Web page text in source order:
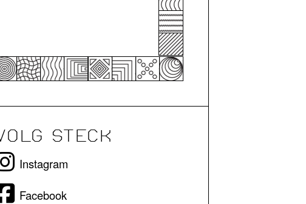
STECK
Instagram
Facebook